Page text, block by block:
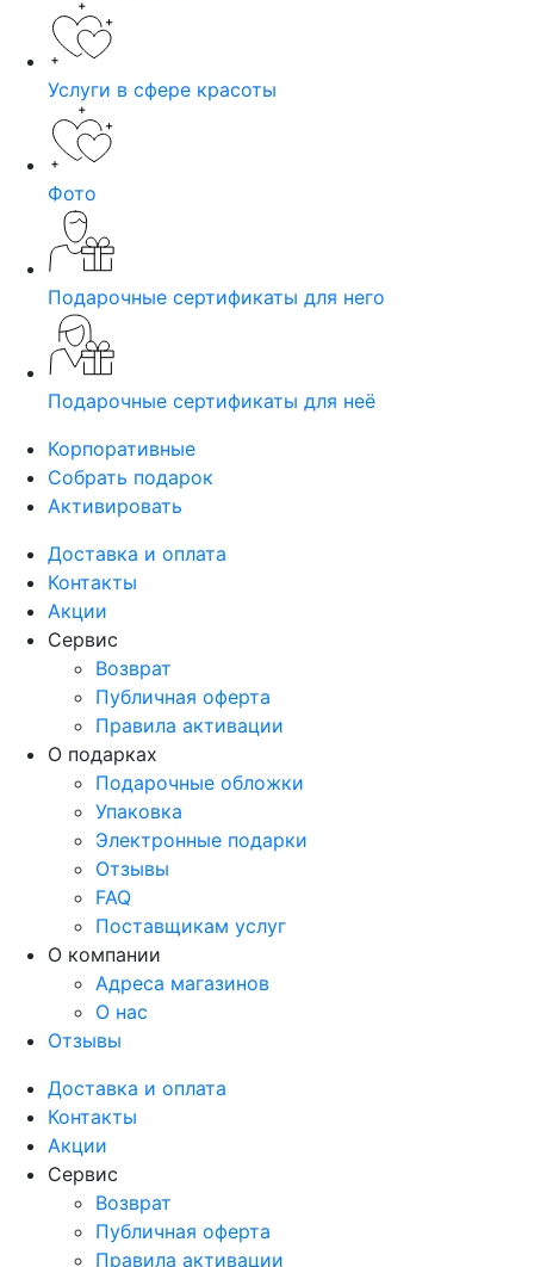
Услуги в сфере красоты
Фото
Подарочные сертификаты для него
Подарочные сертификаты для неё
Корпоративные
Собрать подарок
Активировать
Доставка и оплата
Контакты
Акции
Сервис
Возврат
Публичная оферта
Правила активации
О подарках
Подарочные обложки
Упаковка
Электронные подарки
Отзывы
FAQ
Поставщикам услуг
О компании
Адреса магазинов
О нас
Отзывы
Доставка и оплата
Контакты
Акции
Сервис
Возврат
Публичная оферта
Правила активации